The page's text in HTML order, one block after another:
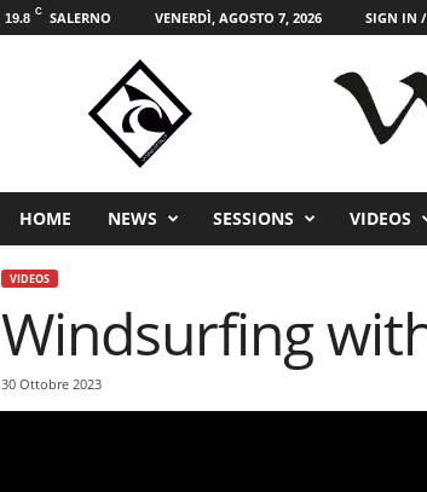
19.8 C SALERNO VENERDÌ, AGOSTO 7, 2026 SIGN IN
HOME NEWS SESSIONS VIDEOS
VIDEOS
Windsurfing
30 Ottobre 2023